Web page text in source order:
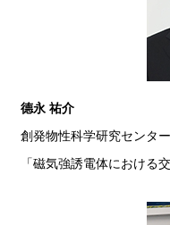
德永 祐介
創発物性科学研究センタ
「磁気強誘電体における